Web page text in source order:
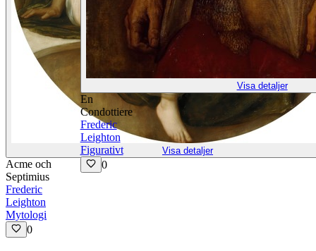
Visa detaljer
Acme och
Septimius
Frederic
Leighton
Mytologi
0
Visa detaljer
En
Condottiere
Frederic
Leighton
Figurativt
0